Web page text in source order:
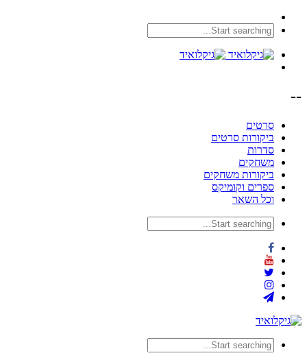
--
סרטים
ביקורות סרטים
סדרות
משחקים
ביקורות משחקים
ספרים וקומיקס
וכל השאר